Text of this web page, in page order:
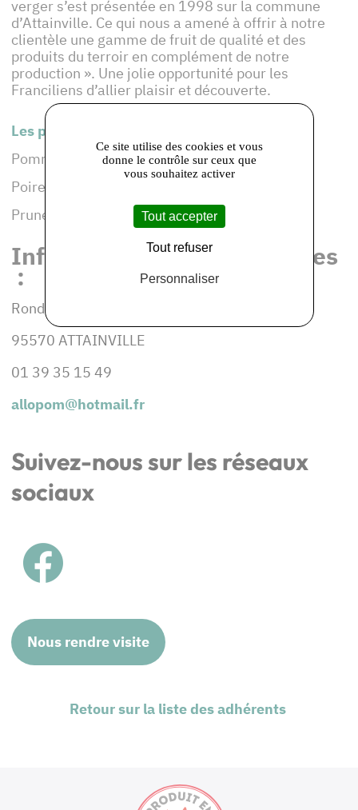
verger s’est présentée en 1998 sur la commune
d’Attainville. Ce qui nous a amené à offrir à notre
clientèle une gamme de fruit de qualité et des
produits du terroir en complément de notre
production ». Une jolie opportunité pour les
Franciliens d’allier plaisir et découverte.
Les produits de cet adhérent :
Pommes, 25 variétés(Golden, Jonagold ..)
Poires 4 variétés (Comice, Conférence )
Prunes 3 variété, Pétillants, Jus de pommes
Informations et coordonnées
:
Rond-Point de la Croix Verte
95570 ATTAINVILLE
01 39 35 15 49
allopom@hotmail.fr
Suivez-nous sur les réseaux
sociaux
Nous rendre visite
Retour sur la liste des adhérents
Ce site utilise des cookies et vous
donne le contrôle sur ceux que
vous souhaitez activer
Tout accepter
Tout refuser
Personnaliser